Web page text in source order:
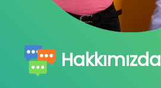
Hakkımızda